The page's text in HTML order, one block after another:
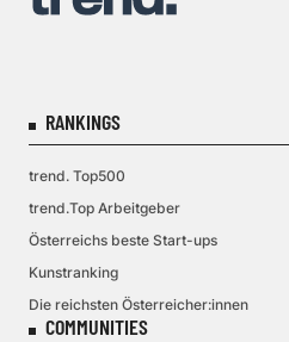
RANKINGS
trend. Top500
trend.Top Arbeitgeber
Österreichs beste Start-ups
Kunstranking
Die reichsten Österreicher:innen
COMMUNITIES